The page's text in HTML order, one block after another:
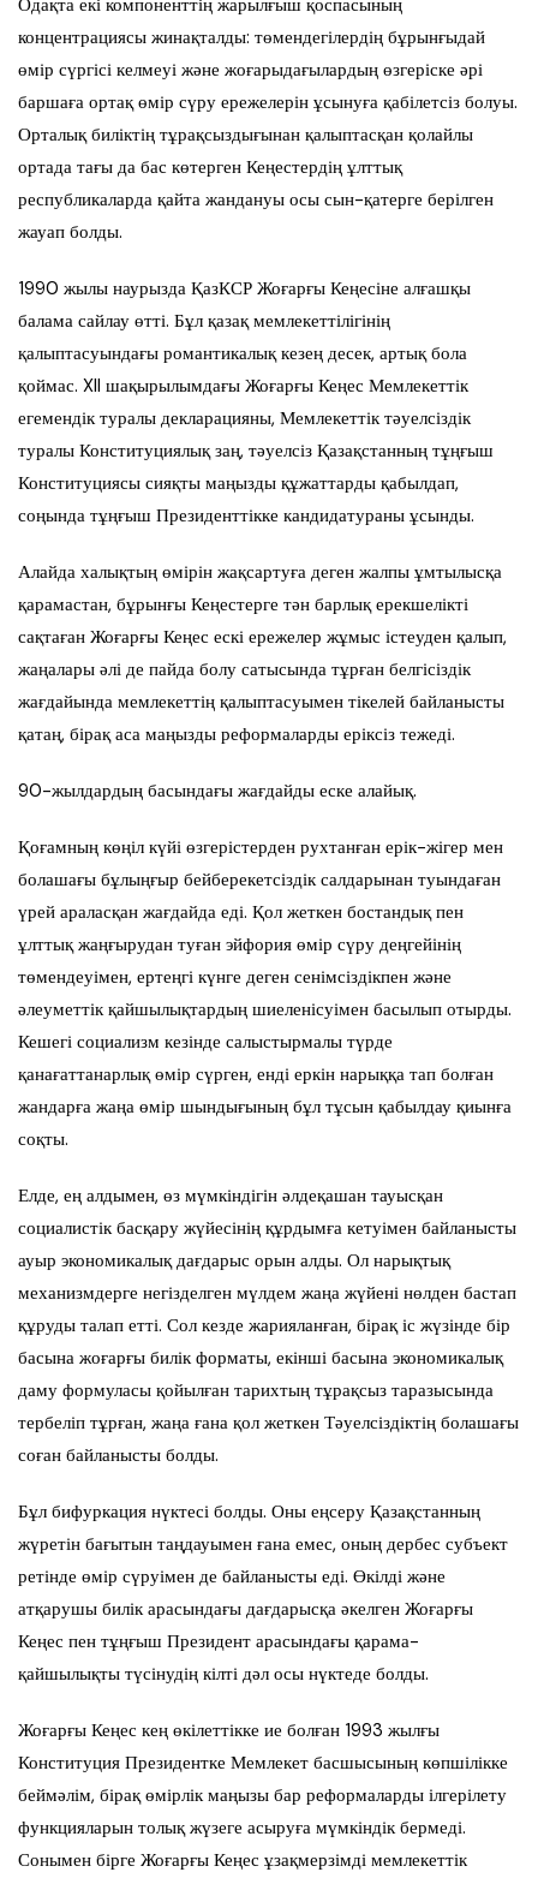
Одақта екі компоненттің жарылғыш қоспасының
концентрациясы жинақталды: төмендегілердің бұрынғыдай
өмір сүргісі келмеуі және жоғарыдағылардың өзгеріске әрі
баршаға ортақ өмір сүру ережелерін ұсынуға қабілетсіз болуы.
Орталық биліктің тұрақсыздығынан қалыптасқан қолайлы
ортада тағы да бас көтерген Кеңестердің ұлттық
республикаларда қайта жандануы осы сын-қатерге берілген
жауап болды.
1990 жылы наурызда ҚазКСР Жоғарғы Кеңесіне алғашқы
балама сайлау өтті. Бұл қазақ мемлекеттілігінің
қалыптасуындағы романтикалық кезең десек, артық бола
қоймас. XII шақырылымдағы Жоғарғы Кеңес Мемлекеттік
егемендік туралы декларацияны, Мемлекеттік тәуелсіздік
туралы Конституциялық заң, тәуелсіз Қазақстанның тұңғыш
Конституциясы сияқты маңызды құжаттарды қабылдап,
соңында тұңғыш Президенттікке кандидатураны ұсынды.
Алайда халықтың өмірін жақсартуға деген жалпы ұмтылысқа
қарамастан, бұрынғы Кеңестерге тән барлық ерекшелікті
сақтаған Жоғарғы Кеңес ескі ережелер жұмыс істеуден қалып,
жаңалары әлі де пайда болу сатысында тұрған белгісіздік
жағдайында мемлекеттің қалыптасуымен тікелей байланысты
қатаң, бірақ аса маңызды реформаларды еріксіз тежеді.
90-жылдардың басындағы жағдайды еске алайық.
Қоғамның көңіл күйі өзгерістерден рухтанған ерік-жігер мен
болашағы бұлыңғыр бейберекетсіздік салдарынан туындаған
үрей араласқан жағдайда еді. Қол жеткен бостандық пен
ұлттық жаңғырудан туған эйфория өмір сүру деңгейінің
төмендеуімен, ертеңгі күнге деген сенімсіздікпен және
әлеуметтік қайшылықтардың шиеленісуімен басылып отырды.
Кешегі социализм кезінде салыстырмалы түрде
қанағаттанарлық өмір сүрген, енді еркін нарыққа тап болған
жандарға жаңа өмір шындығының бұл тұсын қабылдау қиынға
соқты.
Елде, ең алдымен, өз мүмкіндігін әлдеқашан тауысқан
социалистік басқару жүйесінің құрдымға кетуімен байланысты
ауыр экономикалық дағдарыс орын алды. Ол нарықтық
механизмдерге негізделген мүлдем жаңа жүйені нөлден бастап
құруды талап етті. Сол кезде жарияланған, бірақ іс жүзінде бір
басына жоғарғы билік форматы, екінші басына экономикалық
даму формуласы қойылған тарихтың тұрақсыз таразысында
тербеліп тұрған, жаңа ғана қол жеткен Тәуелсіздіктің болашағы
соған байланысты болды.
Бұл бифуркация нүктесі болды. Оны еңсеру Қазақстанның
жүретін бағытын таңдауымен ғана емес, оның дербес субъект
ретінде өмір сүруімен де байланысты еді. Өкілді және
атқарушы билік арасындағы дағдарысқа әкелген Жоғарғы
Кеңес пен тұңғыш Президент арасындағы қарама-
қайшылықты түсінудің кілті дәл осы нүктеде болды.
Жоғарғы Кеңес кең өкілеттікке ие болған 1993 жылғы
Конституция Президентке Мемлекет басшысының көпшілікке
беймәлім, бірақ өмірлік маңызы бар реформаларды ілгерілету
функцияларын толық жүзеге асыруға мүмкіндік бермеді.
Сонымен бірге Жоғарғы Кеңес ұзақмерзімді мемлекеттік